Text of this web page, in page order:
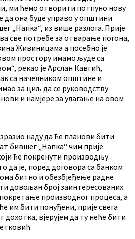
ми ћемо отворити потпуно нову
да она буде управо у општини
„Напка“, из више разлога. Прије
све потребе за отварање погона,
Живиницама а посебно је
простору имамо људе са
рекао је Арслан Кавгић,
са начелником општине и
за циљ да се руководству
и намјере за улагање на овом
наду да ће планови бити
бившег „Напка“ чим прије
ће покренути производњу.
да је, поред договора са банком
битно и обезбјеђење радне
довољан број заинтересованих
производног процеса, а
им бити понуђени, прије свега
дохотка, вјерујем да ту неће бити